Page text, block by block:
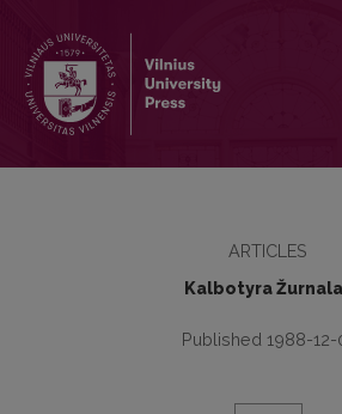
ARTICLES
Kalbotyra
Published 1988-12-